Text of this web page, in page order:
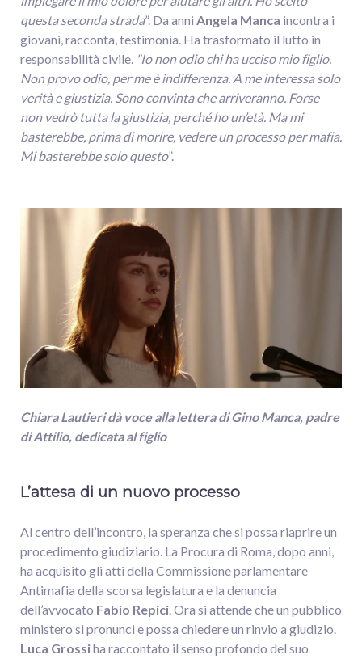
questa seconda strada”. Da anni Angela Manca incontra i
giovani, racconta, testimonia. Ha trasformato il lutto in
responsabilità civile. "Io non odio chi ha ucciso mio figlio.
Non provo odio, per me è indifferenza. A me interessa solo
verità e giustizia. Sono convinta che arriveranno. Forse
non vedrò tutta la giustizia, perché ho un’età. Ma mi
basterebbe, prima di morire, vedere un processo per mafia.
Mi basterebbe solo questo”.
Chiara Lautieri dà voce alla lettera di Gino Manca, padre
di Attilio, dedicata al figlio
L’attesa di un nuovo processo
Al centro dell’incontro, la speranza che si possa riaprire un
procedimento giudiziario. La Procura di Roma, dopo anni,
ha acquisito gli atti della Commissione parlamentare
Antimafia della scorsa legislatura e la denuncia
dell’avvocato Fabio Repici. Ora si attende che un pubblico
ministero si pronunci e possa chiedere un rinvio a giudizio.
Luca Grossiha raccontato il senso profondo del suo